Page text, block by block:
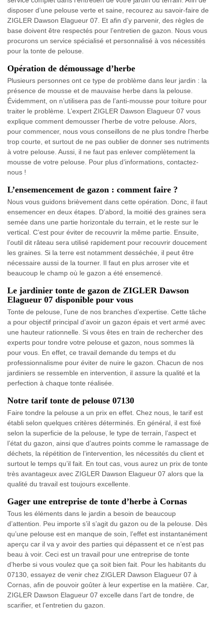
disposer d’une pelouse verte et saine, recourez au savoir-faire de
ZIGLER Dawson Elagueur 07. Et afin d’y parvenir, des règles de
base doivent être respectés pour l’entretien de gazon. Nous vous
procurons un service spécialisé et personnalisé à vos nécessités
pour la tonte de pelouse.
Opération de démoussage d’herbe
Plusieurs personnes ont ce type de problème dans leur jardin : la
présence de mousse et de mauvaise herbe dans la pelouse.
Évidemment, on n’utilisera pas de l’anti-mousse pour toiture pour
traiter le problème. L’expert ZIGLER Dawson Elagueur 07 vous
explique comment demousser l’herbe de votre pelouse. Alors,
pour commencer, nous vous conseillons de ne plus tondre l'herbe
trop courte, et surtout de ne pas oublier de donner ses nutriments
à votre pelouse. Aussi, il ne faut pas enlever complètement la
mousse de votre pelouse. Pour plus d’informations, contactez-
nous !
L’ensemencement de gazon : comment faire ?
Nous vous guidons brièvement dans cette opération. Donc, il faut
ensemencer en deux étapes. D’abord, la moitié des graines sera
semée dans une partie horizontale du terrain, et le reste sur le
vertical. C’est pour éviter de recouvrir la même partie. Ensuite,
l’outil dit râteau sera utilisé rapidement pour recouvrir doucement
les graines. Si la terre est notamment desséchée, il peut être
nécessaire aussi de la tourner. Il faut en plus arroser vite et
beaucoup le champ où le gazon a été ensemencé.
Le jardinier tonte de gazon de ZIGLER Dawson
Elagueur 07 disponible pour vous
Tonte de pelouse, l’une de nos branches d’expertise. Cette tâche
a pour objectif principal d’avoir un gazon épais et vert armé avec
une hauteur rationnelle. Si vous êtes en train de rechercher des
experts pour tondre votre pelouse et gazon, nous sommes là
pour vous. En effet, ce travail demande du temps et du
professionnalisme pour éviter de nuire le gazon. Chacun de nos
jardiniers se ressemble en intervention, il assure la qualité et la
perfection à chaque tonte réalisée.
Notre tarif tonte de pelouse 07130
Faire tondre la pelouse a un prix en effet. Chez nous, le tarif est
établi selon quelques critères déterminés. En général, il est fixé
selon la superficie de la pelouse, le type de terrain, l’aspect et
l’état du gazon, ainsi que d’autres points comme le ramassage de
déchets, la répétition de l’intervention, les nécessités du client et
surtout le temps qu’il fait. En tout cas, vous aurez un prix de tonte
très avantageux avec ZIGLER Dawson Elagueur 07 alors que la
qualité du travail est toujours excellente.
Gager une entreprise de tonte d’herbe à Cornas
Tous les éléments dans le jardin a besoin de beaucoup
d’attention. Peu importe s’il s’agit du gazon ou de la pelouse. Dès
qu’une pelouse est en manque de soin, l’effet est instantanément
aperçu car il va y avoir des parties qui dépassent et ce n’est pas
beau à voir. Ceci est un travail pour une entreprise de tonte
d’herbe si vous voulez que ça soit bien fait. Pour les habitants du
07130, essayez de venir chez ZIGLER Dawson Elagueur 07 à
Cornas, afin de pouvoir goûter à leur expertise en la matière. Car,
ZIGLER Dawson Elagueur 07 excelle dans l’art de tondre, de
scarifier, et l’entretien du gazon.